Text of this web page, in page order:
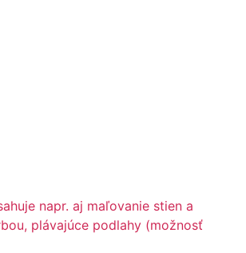
napr. aj maľovanie stien a
plávajúce podlahy (možnosť